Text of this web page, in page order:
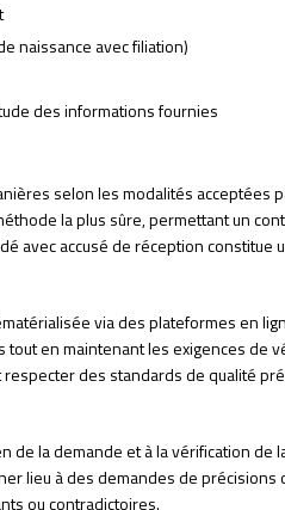
naissance avec filiation)
des informations fournies
selon les modalités acceptées
la plus sûre, permettant un
avec accusé de réception constitue
via des plateformes en
en maintenant les exigences de
des standards de qualité
de la demande et à la vérification de
lieu à des demandes de précisions
ou contradictoires.